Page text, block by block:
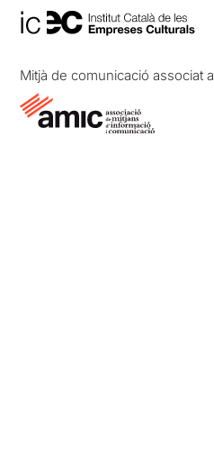
Mitjà de comunicació associat a